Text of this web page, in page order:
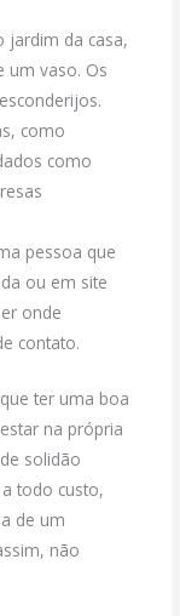
jardim da casa,
um vaso. Os
como
como
pessoa que
ou em site
onde
contato.
ter uma boa
na própria
solidão
todo custo,
de um
não